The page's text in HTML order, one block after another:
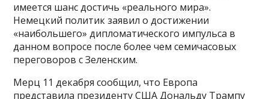
имеется шанс достичь «реального мира».
Немецкий политик заявил о достижении
«наибольшего» дипломатического импульса в
данном вопросе после более чем семичасовых
переговоров с Зеленским.
Мерц 11 декабря сообщил, что Европа
представила президенту США Дональду Трампу